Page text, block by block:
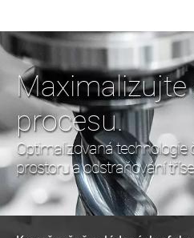
procesu.
Optimalizovaná technologie
prostoru a odstraňování